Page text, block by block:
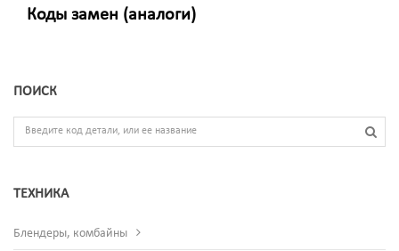
Коды замен (аналоги)
ПОИСК
ТЕХНИКА
Блендеры, комбайны